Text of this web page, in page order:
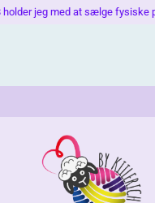
fysiske produkter, disse er